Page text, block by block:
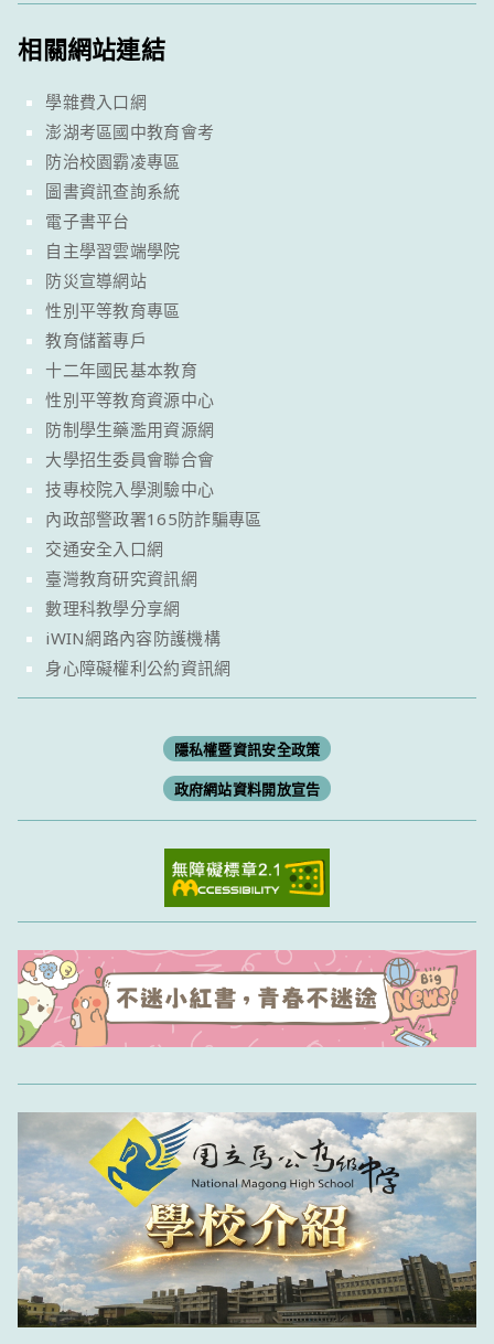
相關網站連結
學雜費入口網
澎湖考區國中教育會考
防治校園霸凌專區
圖書資訊查詢系統
電子書平台
自主學習雲端學院
防災宣導網站
性別平等教育專區
教育儲蓄專戶
十二年國民基本教育
性別平等教育資源中心
防制學生藥濫用資源網
大學招生委員會聯合會
技專校院入學測驗中心
內政部警政署165防詐騙專區
交通安全入口網
臺灣教育研究資訊網
數理科教學分享網
iWIN網路內容防護機構
身心障礙權利公約資訊網
隱私權暨資訊安全政策
政府網站資料開放宣告